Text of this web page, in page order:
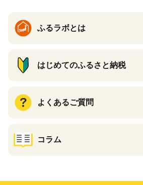
ふるラボとは
はじめてのふるさと納税
よくあるご質問
コラム